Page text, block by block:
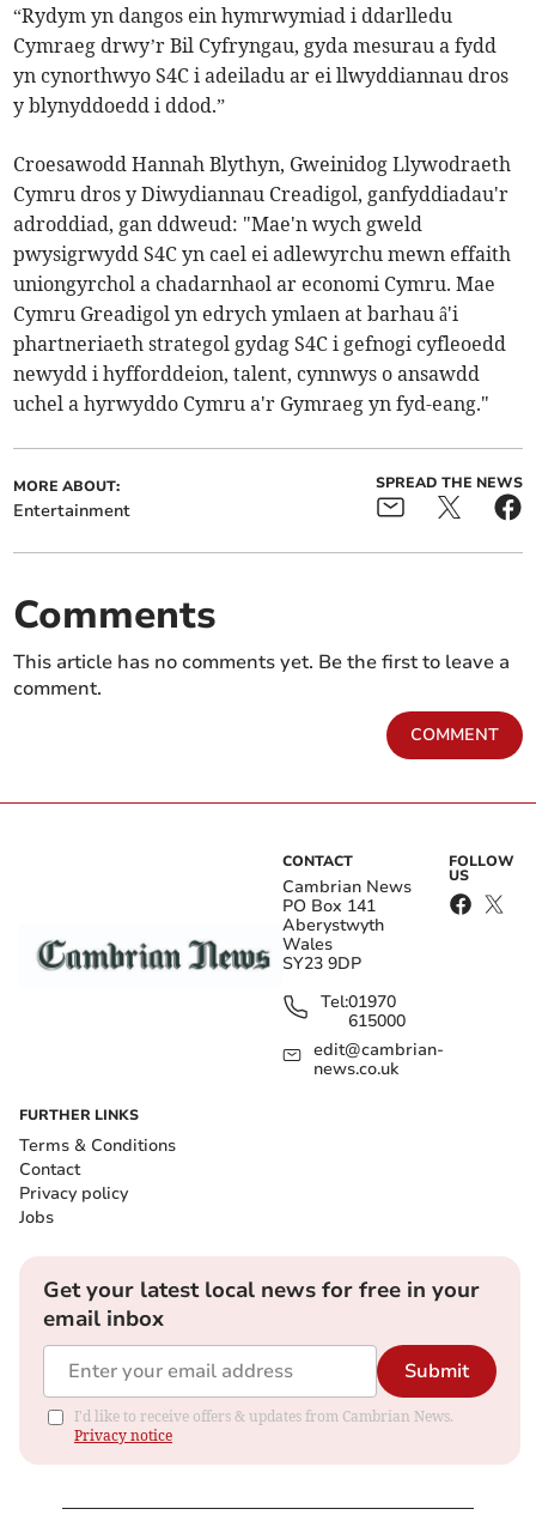
“Rydym yn dangos ein hymrwymiad i ddarlledu
Cymraeg drwy’r Bil Cyfryngau, gyda mesurau a fydd
yn cynorthwyo S4C i adeiladu ar ei llwyddiannau dros
y blynyddoedd i ddod.”
Croesawodd Hannah Blythyn, Gweinidog Llywodraeth
Cymru dros y Diwydiannau Creadigol, ganfyddiadau'r
adroddiad, gan ddweud: "Mae'n wych gweld
pwysigrwydd S4C yn cael ei adlewyrchu mewn effaith
uniongyrchol a chadarnhaol ar economi Cymru. Mae
Cymru Greadigol yn edrych ymlaen at barhau â'i
phartneriaeth strategol gydag S4C i gefnogi cyfleoedd
newydd i hyfforddeion, talent, cynnwys o ansawdd
uchel a hyrwyddo Cymru a'r Gymraeg yn fyd-eang."
MORE ABOUT:
Entertainment
SPREAD THE NEWS
Comments
This article has no comments yet. Be the first to leave a
comment.
COMMENT
CONTACT
Cambrian News
PO Box 141
Aberystwyth
Wales
SY23 9DP
Tel:01970
615000
edit@cambrian-
news.co.uk
FOLLOW
US
FURTHER LINKS
Terms & Conditions
Contact
Privacy policy
Jobs
Get your latest local news for free in your
email inbox
Submit
I'd like to receive offers & updates from Cambrian News.
Privacy notice